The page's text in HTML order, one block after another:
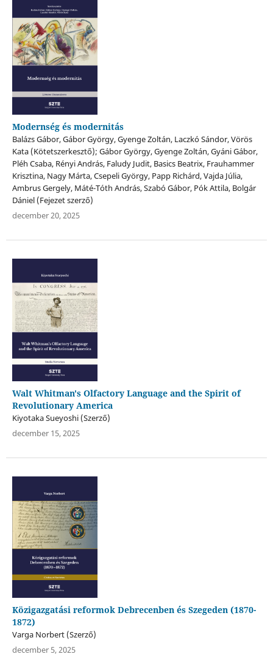
Modernség és modernitás
Balázs Gábor, Gábor György, Gyenge Zoltán, Laczkó Sándor, Vörös
Kata (Kötetszerkesztő); Gábor György, Gyenge Zoltán, Gyáni Gábor,
Pléh Csaba, Rényi András, Faludy Judit, Basics Beatrix, Frauhammer
Krisztina, Nagy Márta, Csepeli György, Papp Richárd, Vajda Júlia,
Ambrus Gergely, Máté-Tóth András, Szabó Gábor, Pók Attila, Bolgár
Dániel (Fejezet szerző)
december 20, 2025
Walt Whitman's Olfactory Language and the Spirit of
Revolutionary America
Kiyotaka Sueyoshi (Szerző)
december 15, 2025
Közigazgatási reformok Debrecenben és Szegeden (1870-
1872)
Varga Norbert (Szerző)
december 5, 2025